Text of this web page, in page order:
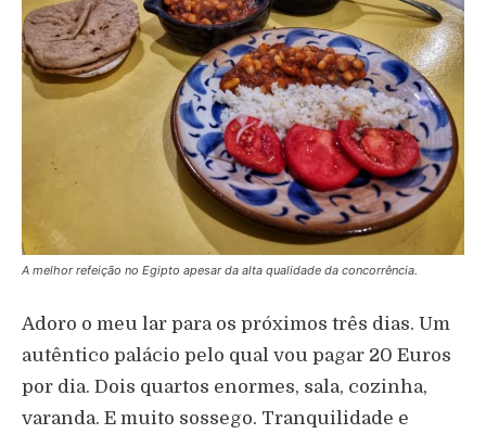
A melhor refeição no Egipto apesar da alta qualidade da concorrência.
Adoro o meu lar para os próximos três dias. Um
autêntico palácio pelo qual vou pagar 20 Euros
por dia. Dois quartos enormes, sala, cozinha,
varanda. E muito sossego. Tranquilidade e